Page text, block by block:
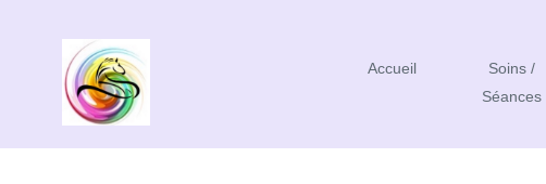
Accueil
Soins /
Séances